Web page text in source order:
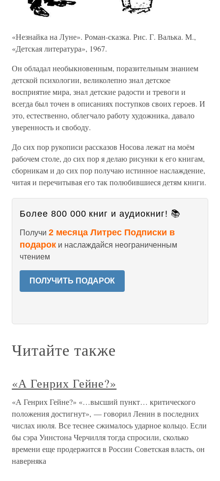
«Незнайка на Луне». Роман-сказка. Рис. Г. Валька. М.,
«Детская литература», 1967.
Он обладал необыкновенным, поразительным знанием
детской психологии, великолепно знал детское
восприятие мира, знал детские радости и тревоги и
всегда был точен в описаниях поступков своих героев. И
это, естественно, облегчало работу художника, давало
уверенность и свободу.
До сих пор рукописи рассказов Носова лежат на моём
рабочем столе, до сих пор я делаю рисунки к его книгам,
сборникам и до сих пор получаю истинное наслаждение,
читая и перечитывая его так полюбившиеся детям книги.
Более 800 000 книг и аудиокниг! 📚
Получи 2 месяца Литрес Подписки в
подарок и наслаждайся неограниченным
чтением
ПОЛУЧИТЬ ПОДАРОК
Читайте также
«А Генрих Гейне?»
«А Генрих Гейне?» «…высший пункт… критического
положения достигнут», — говорил Ленин в последних
числах июля. Все теснее сжималось ударное кольцо. Если
бы сэра Уинстона Черчилля тогда спросили, сколько
времени еще продержится в России Советская власть, он
наверняка